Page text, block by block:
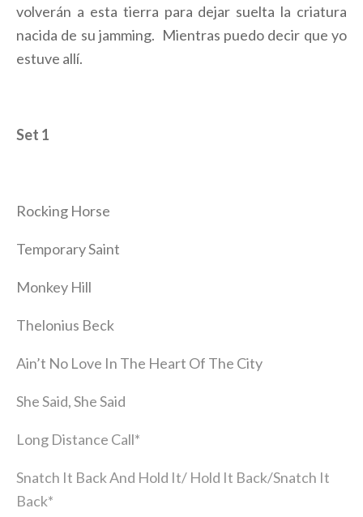
volverán a esta tierra para dejar suelta la criatura
nacida de su jamming. Mientras puedo decir que yo
estuve allí.
Set 1
Rocking Horse
Temporary Saint
Monkey Hill
Thelonius Beck
Ain’t No Love In The Heart Of The City
She Said, She Said
Long Distance Call*
Snatch It Back And Hold It/ Hold It Back/Snatch It
Back*